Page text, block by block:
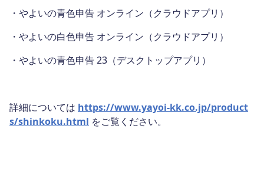
・やよいの青色申告 オンライン（クラウドアプリ）
・やよいの白色申告 オンライン（クラウドアプリ）
・やよいの青色申告 23（デスクトップアプリ）
詳細については https://www.yayoi-kk.co.jp/product
s/shinkoku.html をご覧ください。